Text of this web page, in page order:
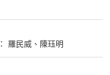
羅民威、陳珏明